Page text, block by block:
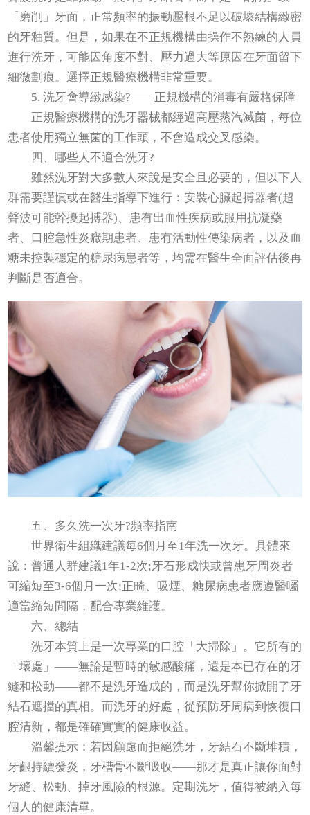
「磨削」牙面，正常頻率的振動壓根不足以破壞結構緻密
的牙釉質。但是，如果在不正規機構由操作不熟練的人員
進行洗牙，可能因角度不對、壓力過大等原因在牙面留下
細微劃痕。選擇正規醫療機構非常重要。
5. 洗牙會導緻感染?——正規機構的消毒有嚴格保障
正規醫療機構的洗牙器械都經過高壓蒸汽滅菌，每位
患者使用獨立無菌的工作頭，不會造成交叉感染。
四、哪些人不適合洗牙?
雖然洗牙對大多數人來說是安全且必要的，但以下人
群需要謹慎或在醫生指導下進行：安裝心臟起搏器者(超
聲波可能幹擾起搏器)、患有出血性疾病或服用抗凝藥
者、口腔急性炎癥期患者、患有活動性傳染病者，以及血
糖未控製穩定的糖尿病患者等，均需在醫生全面評估後再
判斷是否適合。
五、多久洗一次牙?頻率指南
世界衛生組織建議每6個月至1年洗一次牙。具體來
說：普通人群建議1年1-2次;牙石形成快或曾患牙周炎者
可縮短至3-6個月一次;正畸、吸煙、糖尿病患者應遵醫囑
適當縮短間隔，配合專業維護。
六、總結
洗牙本質上是一次專業的口腔「大掃除」。它所有的
「壞處」——無論是暫時的敏感酸痛，還是本已存在的牙
縫和松動——都不是洗牙造成的，而是洗牙幫你掀開了牙
結石遮擋的真相。而洗牙的好處，從預防牙周病到恢復口
腔清新，都是確確實實的健康收益。
溫馨提示：若因顧慮而拒絕洗牙，牙結石不斷堆積，
牙齦持續發炎，牙槽骨不斷吸收——那才是真正讓你面對
牙縫、松動、掉牙風險的根源。定期洗牙，值得被納入每
個人的健康清單。